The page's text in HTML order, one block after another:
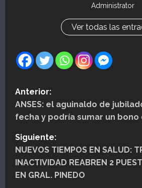
Administrator
Ver todas las
N
a
v
e
g
Anterior:
ANSES: el aguinaldo de
fecha y podría sumar un bono
Siguiente:
NUEVOS TIEMPOS EN SALUD:
INACTIVIDAD REABREN 2
EN GRAL. PINEDO